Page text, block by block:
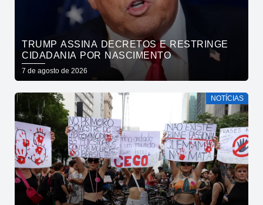
TRUMP ASSINA DECRETOS E RESTRINGE
CIDADANIA POR NASCIMENTO
7 de agosto de 2026
NOTÍCIAS